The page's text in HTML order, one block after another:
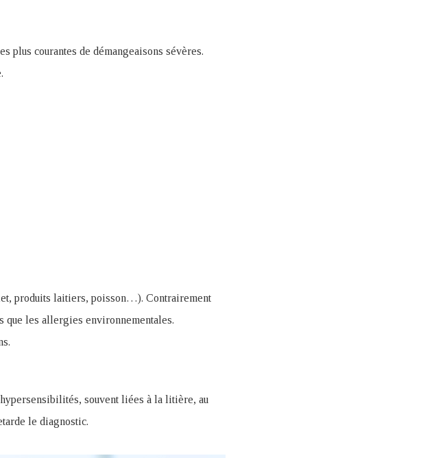
plus courantes de démangeaisons sévères.
produits laitiers, poisson…). Contrairement
que les allergies environnementales.
souvent liées à la litière, au
le diagnostic.